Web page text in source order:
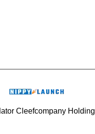
Cleefcompany Holding